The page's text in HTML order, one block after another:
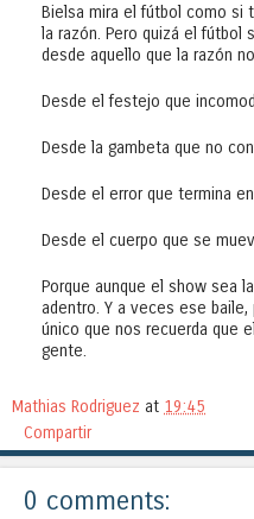
Bielsa mira el fútbol como si
la razón. Pero quizá el fútbol
desde aquello que la razón
Desde el festejo que
Desde la gambeta que no
Desde el error que termina
Desde el cuerpo que se
Porque aunque el show sea
adentro. Y a veces ese
único que nos recuerda que
gente.
Mathias Rodriguez at 19:45
Compartir
0 comments: